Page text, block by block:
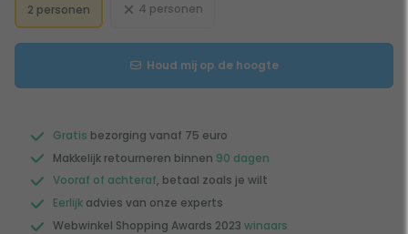
2 personen 4 personen
Houd mij op de hoogte
Gratis bezorging vanaf 75 euro
Makkelijk retourneren binnen 90 dagen
Vooraf of achteraf, betaal zoals je wilt
Eerlijk advies van onze experts
Webwinkel Shopping Awards 2023 winaars